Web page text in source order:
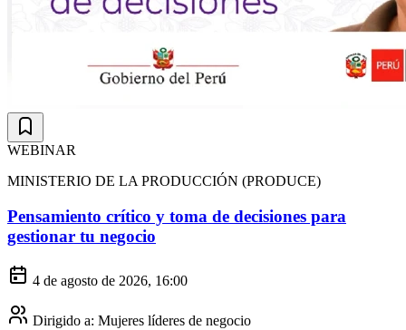
WEBINAR
MINISTERIO DE LA PRODUCCIÓN (PRODUCE)
Pensamiento crítico y toma de decisiones para
gestionar tu negocio
4 de agosto de 2026, 16:00
Dirigido a: Mujeres líderes de negocio